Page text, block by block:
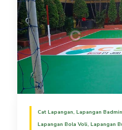
Cat Lapangan, Lapangan
Lapangan Bola Voli, Lapangan